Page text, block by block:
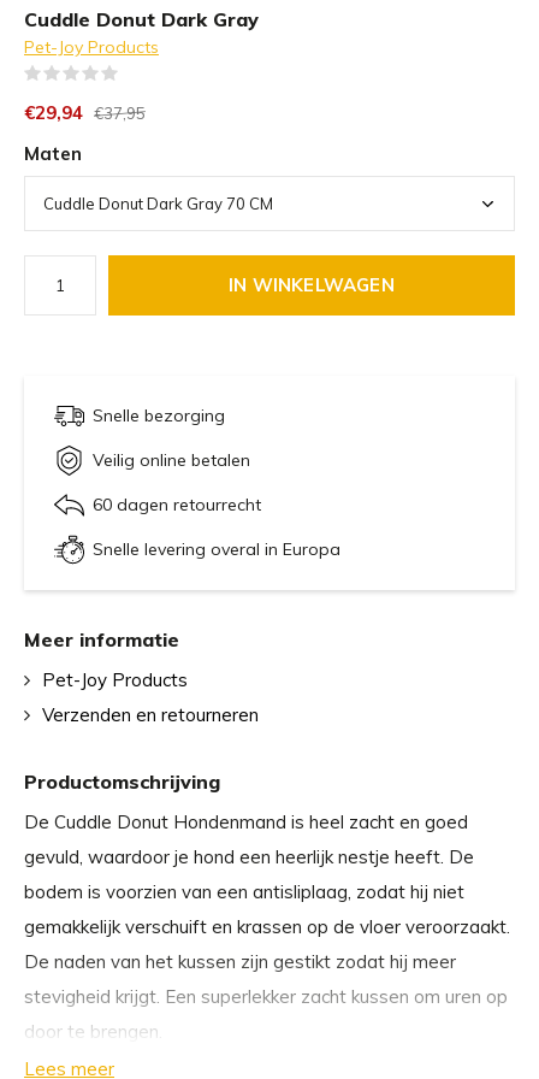
Cuddle Donut Dark Gray
Pet-Joy Products
€29,94 €37,95
Maten
IN WINKELWAGEN
Snelle bezorging
Veilig online betalen
60 dagen retourrecht
Snelle levering overal in Europa
Productomschrijving
De Cuddle Donut Hondenmand is heel zacht en goed
gevuld, waardoor je hond een heerlijk nestje heeft. De
bodem is voorzien van een antisliplaag, zodat hij niet
gemakkelijk verschuift en krassen op de vloer veroorzaakt.
De naden van het kussen zijn gestikt zodat hij meer
stevigheid krijgt. Een superlekker zacht kussen om uren op
door te brengen.
Lees meer
Meer informatie
Pet-Joy Products
Verzenden en retourneren